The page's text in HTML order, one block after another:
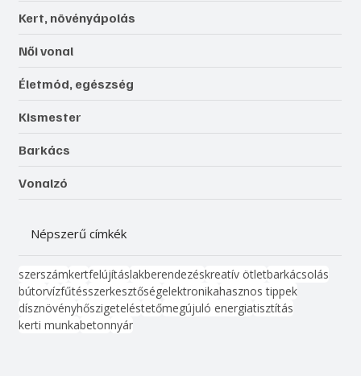
Kert, növényápolás
Női vonal
Életmód, egészség
Kismester
Barkács
Vonalzó
Népszerű címkék
szerszámkertfelújításlakberendezéskreatív ötletbarkácsolás
bútorvízfűtésszerkesztőségelektronikahasznos tippek
dísznövényhőszigeteléstetőmegújuló energiatisztítás
kerti munkabetonnyár